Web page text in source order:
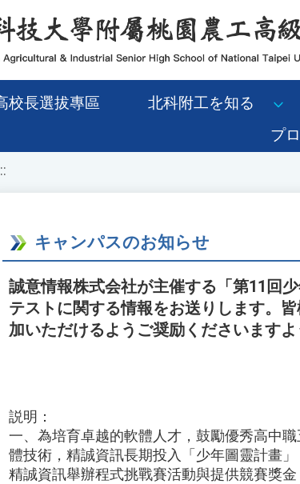
校長選拔專區 北科附工を知る
プ
キャンパスのお知らせ
誠意情報株式会社が主催する「第11回
テストに関する情報をお送りします。
加いただけるようご奨励くださいますよ
説明：
一、為培育卓越的軟體人才，鼓勵優秀高中
體技術，精誠資訊長期投入「少年圖靈計畫
精誠資訊舉辦程式挑戰賽活動與提供競賽獎